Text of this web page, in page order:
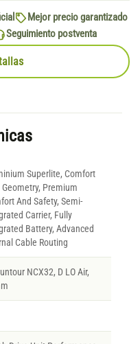
Mejor precio garantizado
Seguimiento postventa
Superlite, Comfort
Geometry, Premium
And Safety, Semi-
Carrier, Fully
Battery, Advanced
Cable Routing
NCX32, D LO Air,